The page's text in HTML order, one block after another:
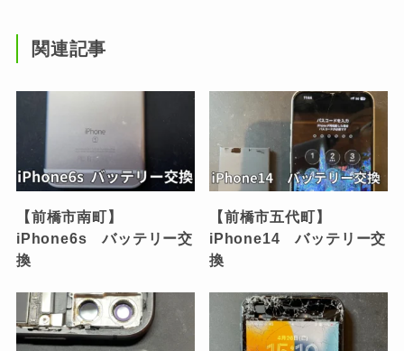
関連記事
【前橋市南町】
iPhone6s バッテリー交
換
【前橋市五代町】
iPhone14 バッテリー交
換